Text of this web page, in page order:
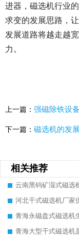
进器，磁选机行业
求变的发展思路，
发展道路将越走越
力。
上一篇： 强磁除铁设
下一篇： 磁选机的发
相关推荐
云南黑钨矿湿式磁选
河北干式磁选机厂家
青海永磁盘式磁选机